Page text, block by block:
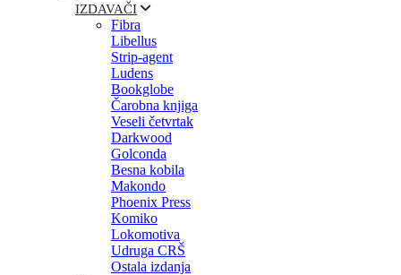
IZDAVAČI
Fibra
Libellus
Strip-agent
Ludens
Bookglobe
Čarobna knjiga
Veseli četvrtak
Darkwood
Golconda
Besna kobila
Makondo
Phoenix Press
Komiko
Lokomotiva
Udruga CRŠ
Ostala izdanja